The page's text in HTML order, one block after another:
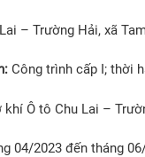
– Trường Hải, xã
Công trình cấp I; thời
khí Ô tô Chu Lai –
04/2023 đến tháng